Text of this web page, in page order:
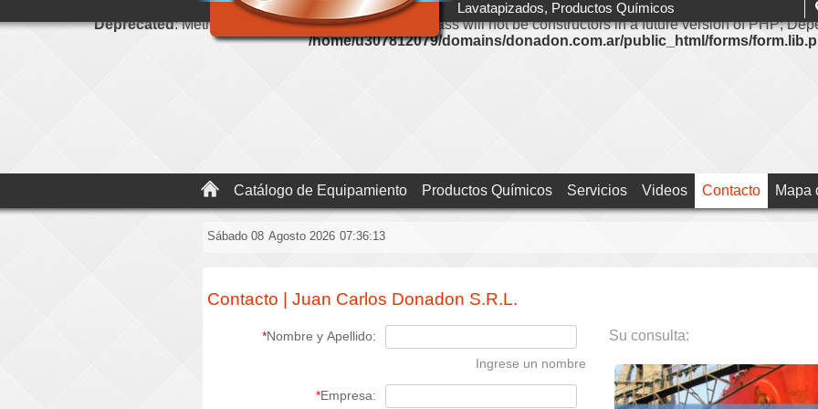
Deprecated: Methods with the same name as their class will not be constructors in a future version of PHP;
/home/u307812079/domains/donadon.com.ar/public_html/forms/
Lavatapizados, Productos Químicos
Catálogo de Equipamiento Productos Químicos Servicios Videos Contacto Mapa
Sábado 08 Agosto 2026 07:36:13
Contacto | Juan Carlos Donadon S.R.L.
*Nombre y Apellido:
Ingrese un nombre
*Empresa:
Su consulta: